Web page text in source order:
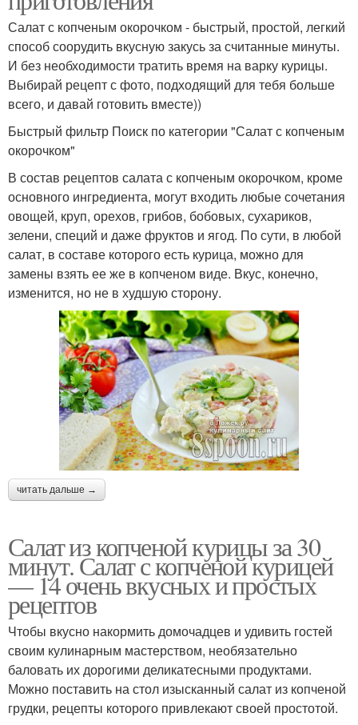
Грудки с ананасом
Салат из куриной
грудки
грудкой
Ананасы с капустой
Салат с грибами
Салаты из куриной
грудки
Салат из ананаса
Салат с жареными
шампиньонами
Салат из грибов
Грибной салат Куриный салат
Салат с
маринованными грибами
Салат с курицы
Салат с копченым окорочком - быстрый, простой, легкий
способ соорудить вкусную закусь за считанные минуты.
И без необходимости тратить время на варку курицы.
Выбирай рецепт с фото, подходящий для тебя больше
всего, и давай готовить вместе))
Быстрый фильтр Поиск по категории "Салат с копченым
окорочком"
В состав рецептов салата с копченым окорочком, кроме
основного ингредиента, могут входить любые сочетания
овощей, круп, орехов, грибов, бобовых, сухариков,
зелени, специй и даже фруктов и ягод. По сути, в любой
салат, в составе которого есть курица, можно для
замены взять ее же в копченом виде. Вкус, конечно,
изменится, но не в худшую сторону.
читать дальше →
Салат из копченой курицы за 30
минут. Салат с копченой курицей
— 14 очень вкусных и простых
рецептов
Чтобы вкусно накормить домочадцев и удивить гостей
своим кулинарным мастерством, необязательно
баловать их дорогими деликатесными продуктами.
Можно поставить на стол изысканный салат из копченой
грудки, рецепты которого привлекают своей простотой.